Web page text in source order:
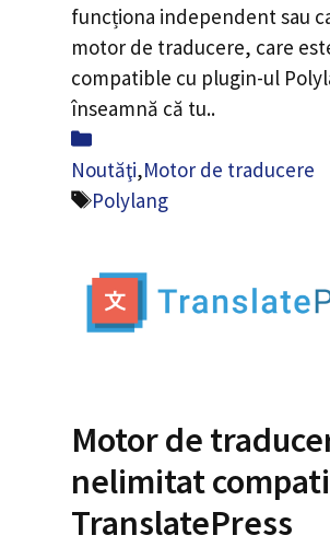
funcționa independent sau
motor de traducere, care
compatible cu plugin-ul
înseamnă că tu..
Categorii
Noutăţi,Motor de traducere
Etichete
Polylang
Motor de
nelimitat
TranslatePress